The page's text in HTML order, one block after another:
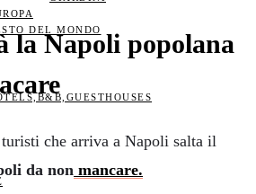
DEL MONDO
la Napoli popolana
che arriva a Napoli salta il
da non mancare.